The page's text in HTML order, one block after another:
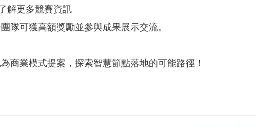
解更多競賽資訊
隊可獲高額獎勵並參與成果展示交流。
業模式提案，探索智慧節點落地的可能路徑！